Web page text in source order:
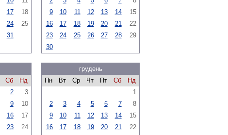
17
18
24
25
31
9
10 11 12 13 14
15
16
17 18 19 20 21
22
23
24 25 26 27 28
29
30
Сб
Нд
2
3
9
10
16
17
23
24
грудень
Пн
Вт Ср Чт Пт Сб
Нд
1
2
3 4 5 6 7
8
9
10 11 12 13 14
15
16
17 18 19 20 21
22